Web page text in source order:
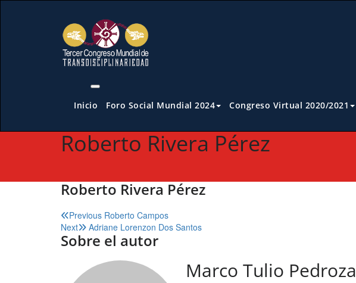
Inicio Foro Social Mundial 2024 Congreso Virtual 2020/2021
Roberto Rivera Pérez
Roberto Rivera Pérez
Navegación
de
entradas
Previous Roberto Campos
Next
Adriane Lorenzon Dos Santos
Sobre el autor
Marco Tulio Pedroza